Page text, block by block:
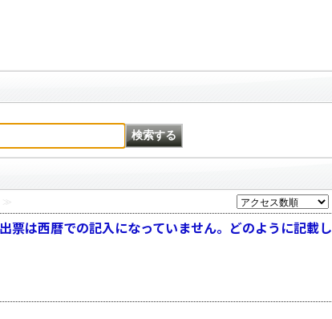
≫
票は西暦での記入になっていません。どのように記載し